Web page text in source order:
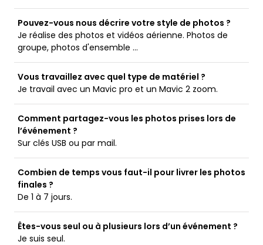
Pouvez-vous nous décrire votre style de photos ?
Je réalise des photos et vidéos aérienne. Photos de
groupe, photos d'ensemble ...
Vous travaillez avec quel type de matériel ?
Je travail avec un Mavic pro et un Mavic 2 zoom.
Comment partagez-vous les photos prises lors de
l’événement ?
Sur clés USB ou par mail.
Combien de temps vous faut-il pour livrer les photos
finales ?
De 1 à 7 jours.
Êtes-vous seul ou à plusieurs lors d’un événement ?
Je suis seul.